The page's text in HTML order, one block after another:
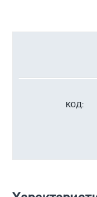
КОД: